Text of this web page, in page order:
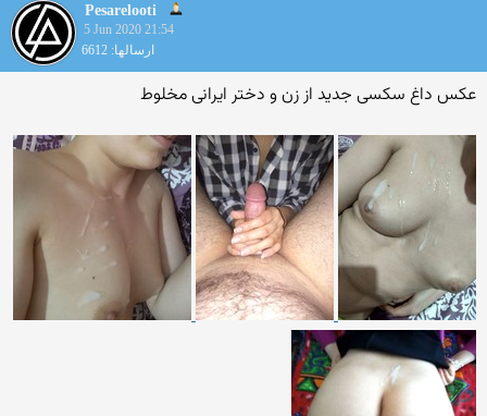
Pesarelooti
5 Jun 2020 21:54
ارسالها: 6612
عکس داغ سکسی جدید از زن و دختر ایرانی مخلوط